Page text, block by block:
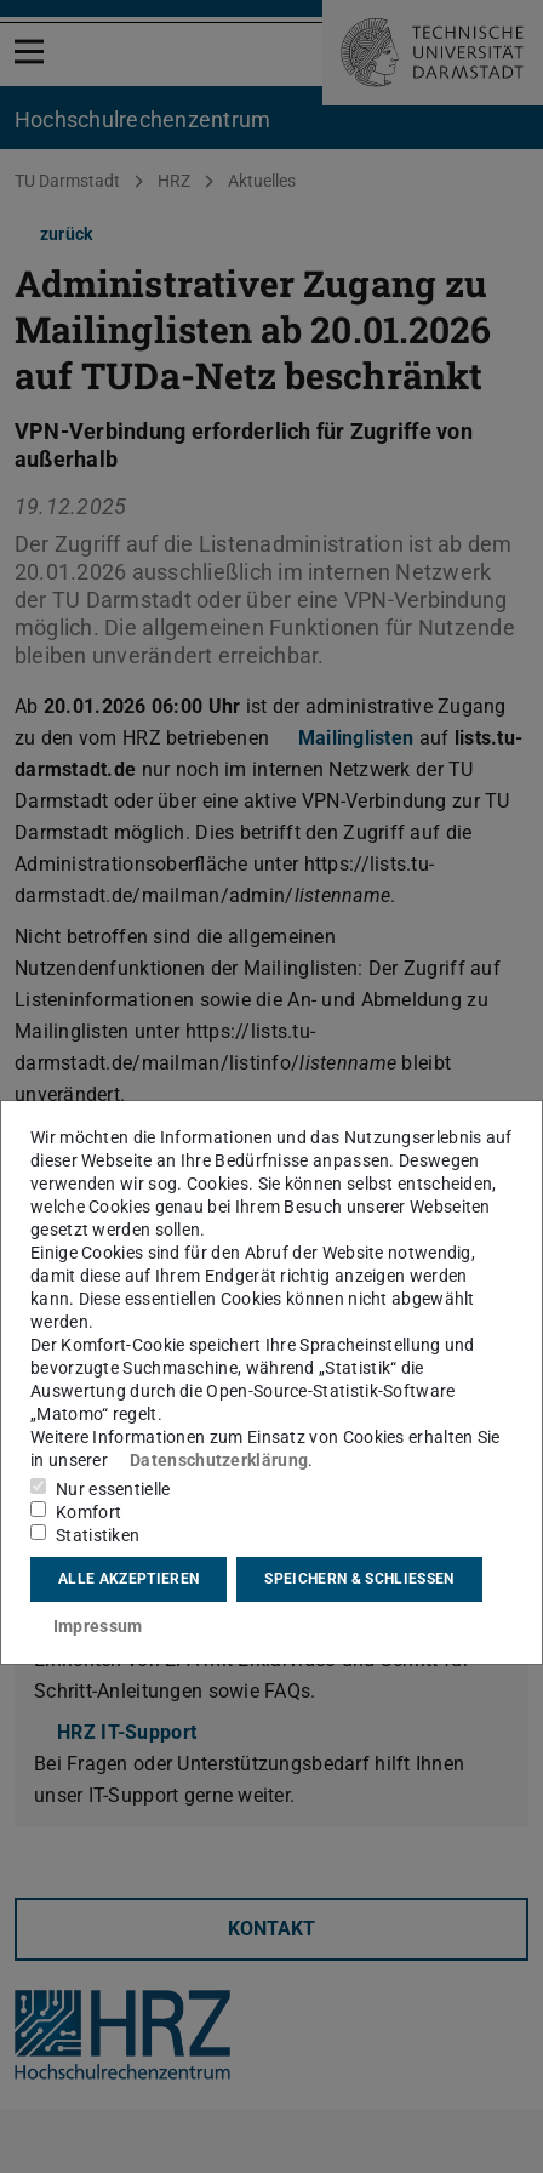
Menü öffnen
Hochschul­rechenzentrum
Sie befinden sich hier:
TU Darmstadt HRZ Aktuelles
zurück
Administrativer Zugang zu
Mailinglisten ab 20.01.2026
auf TUDa-Netz beschränkt
VPN-Verbindung erforderlich für Zugriffe von
außerhalb
19.12.2025
Der Zugriff auf die Listenadministration ist ab dem
20.01.2026 ausschließlich im internen Netzwerk
der TU Darmstadt oder über eine VPN-Verbindung
möglich. Die allgemeinen Funktionen für Nutzende
bleiben unverändert erreichbar.
Ab 20.01.2026 06:00 Uhr ist der administrative Zugang
zu den vom HRZ betriebenen
Mailinglisten auf lists.tu-
darmstadt.de nur noch im internen Netzwerk der TU
Darmstadt oder über eine aktive VPN-Verbindung zur TU
Darmstadt möglich. Dies betrifft den Zugriff auf die
Administrationsoberfläche unter https://lists.tu-
darmstadt.de/mailman/admin/listenname.
Nicht betroffen sind die allgemeinen
Nutzendenfunktionen der Mailinglisten: Der Zugriff auf
Listeninformationen sowie die An- und Abmeldung zu
Mailinglisten unter https://lists.tu-
darmstadt.de/mailman/listinfo/listenname bleibt
unverändert.
Bitte beachten Sie außerdem, dass ab dem 01.01.2026
die Nutzung der Zwei-Faktor-Authentisierung (2FA) für
Ihre TU-ID verpflichtend ist (siehe
News vom
17.11.2025(wird in neuem Tab geöffnet)
). Sobald 2FA für das zentrale VPN
verpflichtend eingeführt wird, ist ein administrativer Login
ohne aktivierte 2FA nicht mehr möglich. Eine rechtzeitige
Einrichtung der 2FA ist daher erforderlich, um den
administrativen Zugriff weiterhin nutzen zu können.
Informationen zur Zwei-Faktor-
Authentisierung (2FA)
Infoseite zur 2FA-Einführung
Hier stellen wir kontinuierlich die neuesten
Informationen für Sie bereit.
Anleitungsseite
Einrichten von 2FA mit Erklärvideo und Schritt-für-
Schritt-Anleitungen sowie FAQs.
HRZ IT-Support
Bei Fragen oder Unterstützungsbedarf hilft Ihnen
unser IT-Support gerne weiter.
KONTAKT
Wir möchten die Informationen und das Nutzungserlebnis auf
dieser Webseite an Ihre Bedürfnisse anpassen. Deswegen
verwenden wir sog. Cookies. Sie können selbst entscheiden,
welche Cookies genau bei Ihrem Besuch unserer Webseiten
gesetzt werden sollen.
Einige Cookies sind für den Abruf der Website notwendig,
damit diese auf Ihrem Endgerät richtig anzeigen werden
kann. Diese essentiellen Cookies können nicht abgewählt
werden.
Der Komfort-Cookie speichert Ihre Spracheinstellung und
bevorzugte Suchmaschine, während „Statistik“ die
Auswertung durch die Open-Source-Statistik-Software
„Matomo“ regelt.
Weitere Informationen zum Einsatz von Cookies erhalten Sie
in unserer
Datenschutzerklärung.
Nur essentielle
Komfort
Statistiken
ALLE AKZEPTIEREN SPEICHERN & SCHLIESSEN
Impressum